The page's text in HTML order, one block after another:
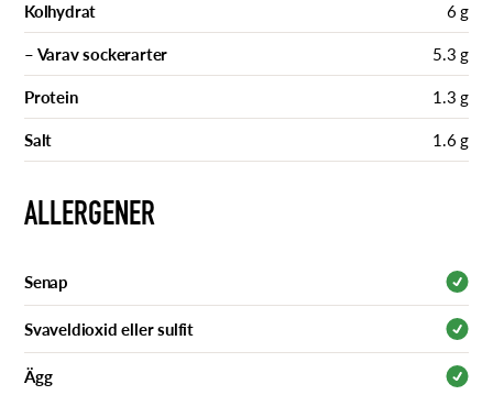
Kolhydrat 6 g
– Varav sockerarter 5.3 g
Protein 1.3 g
Salt 1.6 g
ALLERGENER
Senap
Svaveldioxid eller sulfit
Ägg